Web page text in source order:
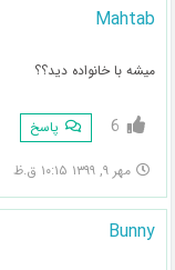
Mahtab
میشه با خانواده دید؟؟
6 پاسخ
مهر ۹, ۱۳۹۹ ۱۰:۱۵ ق.ظ
Bunny